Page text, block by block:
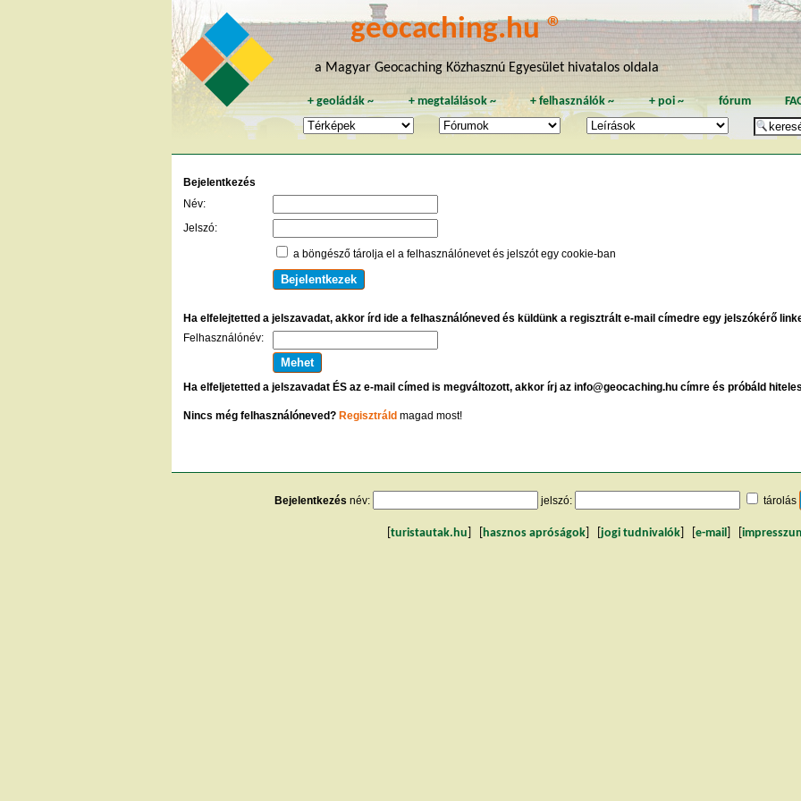
geocaching.hu ®
a Magyar Geocaching Közhasznú Egyesület hivatalos oldala
+geoládák~ +megtalálások~ +felhasználók~ +poi~ fórum
Bejelentkezés
Név:
Jelszó:
a böngésző tárolja el a felhasználónevet és jelszót egy cookie-ban
Ha elfelejtetted a jelszavadat, akkor írd ide a felhasználóneved és küldünk a regisztrált e-mail címedre egy jelszókérő
Felhasználónév:
Ha elfeljetetted a jelszavadat ÉS az e-mail címed is megváltozott, akkor írj az info@geocaching.hu címre és próbáld
Nincs még felhasználóneved? Regisztráld magad most!
Bejelentkezés név: jelszó: tárolás
turistautak.hu hasznos apróságok jogi tudnivalók e-mail